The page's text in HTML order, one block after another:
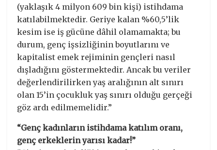
(yaklaşık 4 milyon 609 bin kişi) istihdama
katılabilmektedir. Geriye kalan %60,5’lik
kesim ise iş gücüne dâhil olamamakta; bu
durum, genç işsizliğinin boyutlarını ve
kapitalist emek rejiminin gençleri nasıl
dışladığını göstermektedir. Ancak bu veriler
değerlendirilirken yaş aralığının alt sınırı
olan 15’in çocukluk yaş sınırı olduğu gerçeği
göz ardı edilmemelidir.”
“Genç kadınların istihdama katılım oranı,
genç erkeklerin yarısı kadar!”